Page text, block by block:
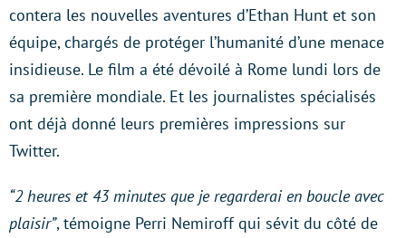
contera les nouvelles aventures d’Ethan Hunt et son
équipe, chargés de protéger l’humanité d’une menace
insidieuse. Le film a été dévoilé à Rome lundi lors de
sa première mondiale. Et les journalistes spécialisés
ont déjà donné leurs premières impressions sur
Twitter.
“2 heures et 43 minutes que je regarderai en boucle avec
plaisir”, témoigne Perri Nemiroff qui sévit du côté de